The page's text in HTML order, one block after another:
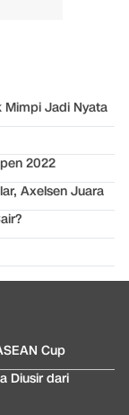
Mimpi Jadi Nyata
2022
Axelsen Juara
Cup
Diusir dari